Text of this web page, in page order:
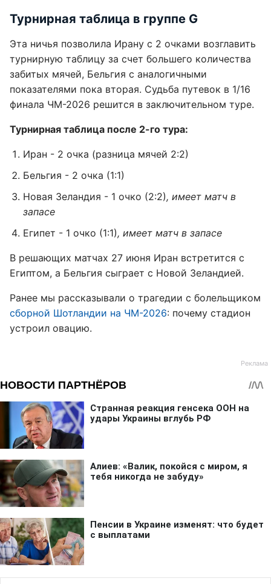
Турнирная таблица в группе G
Эта ничья позволила Ирану с 2 очками возглавить
турнирную таблицу за счет большего количества
забитых мячей, Бельгия с аналогичными
показателями пока вторая. Судьба путевок в 1/16
финала ЧМ-2026 решится в заключительном туре.
Турнирная таблица после 2-го тура:
Иран - 2 очка (разница мячей 2:2)
Бельгия - 2 очка (1:1)
Новая Зеландия - 1 очко (2:2), имеет матч в
запасе
Египет - 1 очко (1:1), имеет матч в запасе
В решающих матчах 27 июня Иран встретится с
Египтом, а Бельгия сыграет с Новой Зеландией.
Ранее мы рассказывали о трагедии с болельщиком
сборной Шотландии на ЧМ-2026: почему стадион
устроил овацию.